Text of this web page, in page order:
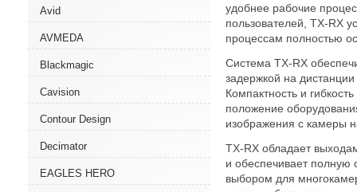
Avid
AVMEDA
Blackmagic
Cavision
Contour Design
Decimator
EAGLES HERO
удобнее рабочие
пользователей, TX-RX
процессам полностью
Система TX-RX
задержкой на
Компактность и
положение
изображения с камеры
TX-RX обладает
и обеспечивает полную
выбором для